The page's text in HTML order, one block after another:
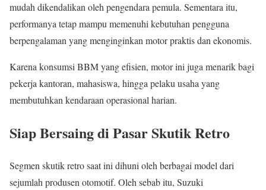
mudah dikendalikan oleh pengendara pemula. Sementara itu,
performanya tetap mampu memenuhi kebutuhan pengguna
berpengalaman yang menginginkan motor praktis dan ekonomis.
Karena konsumsi BBM yang efisien, motor ini juga menarik bagi
pekerja kantoran, mahasiswa, hingga pelaku usaha yang
membutuhkan kendaraan operasional harian.
Siap Bersaing di Pasar Skutik Retro
Segmen skutik retro saat ini dihuni oleh berbagai model dari
sejumlah produsen otomotif. Oleh sebab itu, Suzuki